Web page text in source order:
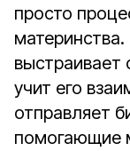
просто
выстраивает
учит его
отправляет
помогающие